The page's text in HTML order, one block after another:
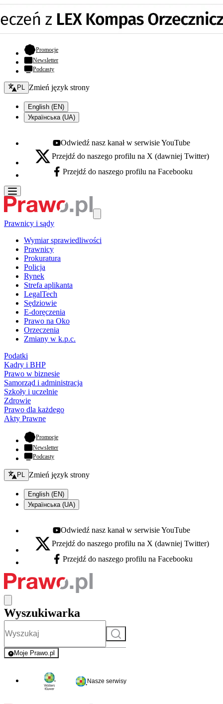
Promocje- otwiera się w nowej karcie
Newsletter
Podcasty
Zmień język - bieżący:
PL Zmień język strony
English (EN)
Українська (UA)
Youtube - otwiera się w nowej karcie
Odwiedź nasz kanał w serwisie YouTube
X - otwiera się w nowej karcie
Przejdź do naszego profilu na X (dawniej Twitter)
Facebook - otwiera się w nowej karcie
Przejdź do naszego profilu na Facebooku
Prawnicy i sądy
Wymiar sprawiedliwości
Prawnicy
Prokuratura
Policja
Rynek
Strefa aplikanta
LegalTech
Sędziowie
E-doręczenia
Prawo na Oko
Orzeczenia
Zmiany w k.p.c.
Podatki
Kadry i BHP
Prawo w biznesie
Samorząd i administracja
Szkoły i uczelnie
Zdrowie
Prawo dla każdego
Akty Prawne
Promocje- otwiera się w nowej karcie
Newsletter
Podcasty
Zmień język - bieżący:
PL Zmień język strony
English (EN)
Українська (UA)
Youtube - otwiera się w nowej karcie
Odwiedź nasz kanał w serwisie YouTube
X - otwiera się w nowej karcie
Przejdź do naszego profilu na X (dawniej Twitter)
Facebook - otwiera się w nowej karcie
Przejdź do naszego profilu na Facebooku
Wyszukiwarka
Szukaj
Moje Prawo.pl
- rejestracja i logowanie do serwisu
Nasze serwisy